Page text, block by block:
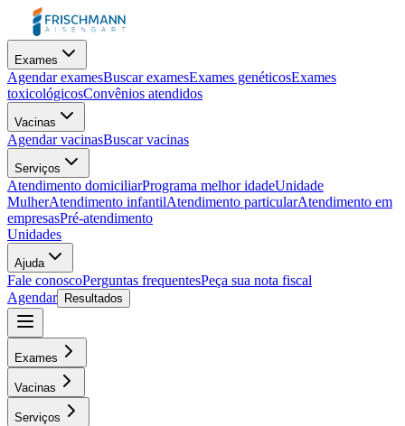
Exames
Agendar examesBuscar examesExames genéticosExames
toxicológicosConvênios atendidos
Vacinas
Agendar vacinasBuscar vacinas
Serviços
Atendimento domiciliarPrograma melhor idadeUnidade
MulherAtendimento infantilAtendimento particularAtendimento em
empresasPré-atendimento
Unidades
Ajuda
Fale conoscoPerguntas frequentesPeça sua nota fiscal
Agendar
Resultados
Exames
Vacinas
Serviços